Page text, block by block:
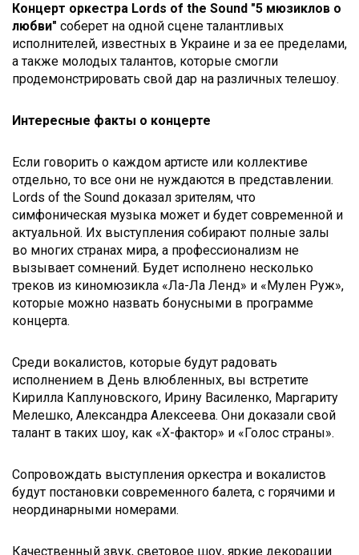
Концерт оркестра Lords of the Sound "5 мюзиклов о
любви" соберет на одной сцене талантливых
исполнителей, известных в Украине и за ее пределами,
а также молодых талантов, которые смогли
продемонстрировать свой дар на различных телешоу.
Интересные факты о концерте
Если говорить о каждом артисте или коллективе
отдельно, то все они не нуждаются в представлении.
Lords of the Sound доказал зрителям, что
симфоническая музыка может и будет современной и
актуальной. Их выступления собирают полные залы
во многих странах мира, а профессионализм не
вызывает сомнений. Будет исполнено несколько
треков из киномюзикла «Ла-Ла Ленд» и «Мулен Руж»,
которые можно назвать бонусными в программе
концерта.
Среди вокалистов, которые будут радовать
исполнением в День влюбленных, вы встретите
Кирилла Каплуновского, Ирину Василенко, Маргариту
Мелешко, Александра Алексеева. Они доказали свой
талант в таких шоу, как «Х-фактор» и «Голос страны».
Сопровождать выступления оркестра и вокалистов
будут постановки современного балета, с горячими и
неординарными номерами.
Качественный звук, световое шоу, яркие декорации